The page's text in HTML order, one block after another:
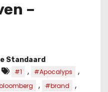
–
Standaard
#1 , #Apocalyps ,
, #brand ,